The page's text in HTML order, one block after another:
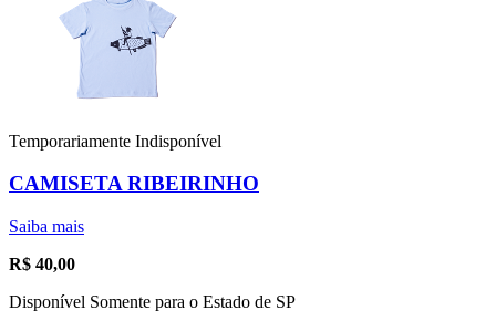
Temporariamente Indisponível
CAMISETA RIBEIRINHO
Saiba mais
R$ 40,00
Disponível Somente para o Estado de SP